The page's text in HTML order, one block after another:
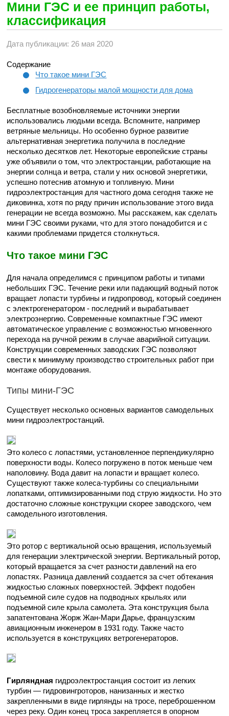
Мини ГЭС и ее принцип работы,
классификация
Дата публикации: 26 мая 2020
Содержание
Что такое мини ГЭС
Гидрогенераторы малой мощности для дома
Бесплатные возобновляемые источники энергии
использовались людьми всегда. Вспомните, например
ветряные мельницы. Но особенно бурное развитие
альтернативная энергетика получила в последние
несколько десятков лет. Некоторые европейские страны
уже объявили о том, что электростанции, работающие на
энергии солнца и ветра, стали у них основой энергетики,
успешно потеснив атомную и топливную. Мини
гидроэлектростанция для частного дома сегодня также не
диковинка, хотя по ряду причин использование этого вида
генерации не всегда возможно. Мы расскажем, как сделать
мини ГЭС своими руками, что для этого понадобится и с
какими проблемами придется столкнуться.
Что такое мини ГЭС
Для начала определимся с принципом работы и типами
небольших ГЭС. Течение реки или падающий водный поток
вращает лопасти турбины и гидропровод, который соединен
с электрогенератором ‑ последний и вырабатывает
электроэнергию. Современные компактные ГЭС имеют
автоматическое управление с возможностью мгновенного
перехода на ручной режим в случае аварийной ситуации.
Конструкции современных заводских ГЭС позволяют
свести к минимуму производство строительных работ при
монтаже оборудования.
Типы мини-ГЭС
Существует несколько основных вариантов самодельных
мини гидроэлектростанций.
Это колесо с лопастями, установленное перпендикулярно
поверхности воды. Колесо погружено в поток меньше чем
наполовину. Вода давит на лопасти и вращает колесо.
Существуют также колеса-турбины со специальными
лопатками, оптимизированными под струю жидкости. Но это
достаточно сложные конструкции скорее заводского, чем
самодельного изготовления.
Это ротор с вертикальной осью вращения, используемый
для генерации электрической энергии. Вертикальный ротор,
который вращается за счет разности давлений на его
лопастях. Разница давлений создается за счет обтекания
жидкостью сложных поверхностей. Эффект подобен
подъемной силе судов на подводных крыльях или
подъемной силе крыла самолета. Эта конструкция была
запатентована Жорж Жан-Мари Дарье, французским
авиационным инженером в 1931 году. Также часто
используется в конструкциях ветрогенераторов.
Гирляндная гидроэлектростанция состоит из легких
турбин — гидровингроторов, нанизанных и жестко
закрепленными в виде гирлянды на тросе, переброшенном
через реку. Один конец троса закрепляется в опорном